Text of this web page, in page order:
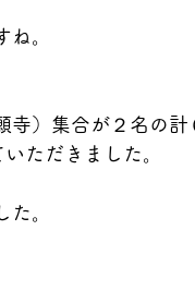
。
寺）集合が２名の計
ただきました。
。